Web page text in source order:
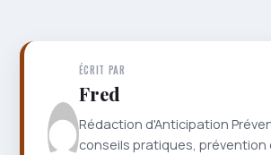
ÉCRIT PAR
Fred
Rédaction d'Anticipation
conseils pratiques,